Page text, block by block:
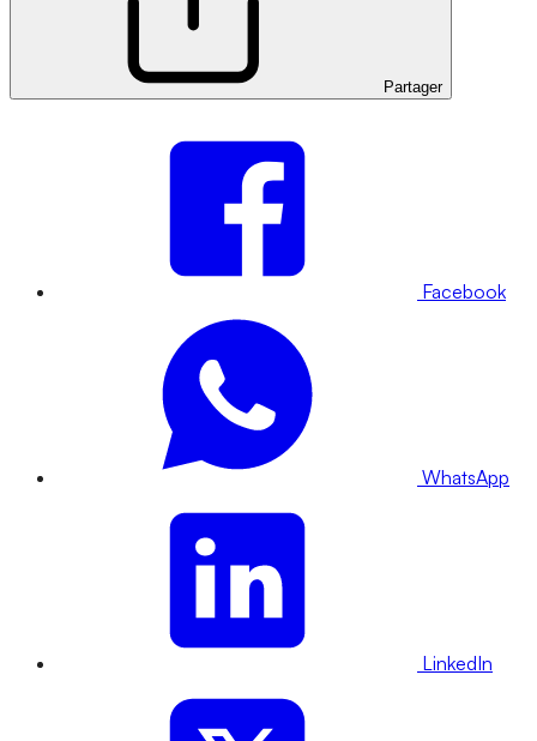
Partager
Facebook
WhatsApp
LinkedIn